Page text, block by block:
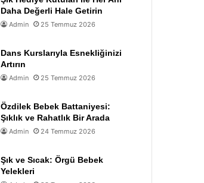
Daha Değerli Hale Getirin
Admin 25 Temmuz 2026
Dans Kurslarıyla Esnekliğinizi
Artırın
Admin 25 Temmuz 2026
Özdilek Bebek Battaniyesi:
Şıklık ve Rahatlık Bir Arada
Admin 24 Temmuz 2026
Şık ve Sıcak: Örgü Bebek
Yelekleri